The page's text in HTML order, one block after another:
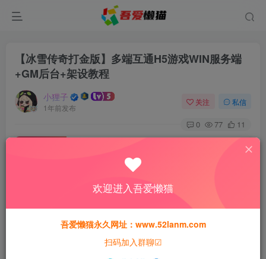
【冰雪传奇打金版】多端互通H5游戏WIN服务端
+GM后台+架设教程
小狸子
1年前发布
关注 私信
0 77 11
此内容为付费资源，请付费后查看
猫粮30
黄金会员猫粮15 钻石会员 免费
欢迎进入吾爱懒猫
吾爱懒猫永久网址：www.52lanm.com
扫码加入群聊☑